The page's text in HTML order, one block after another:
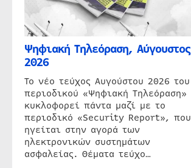
Ψηφιακή Τηλεόραση, Αύγουστος
2026
Το νέο τεύχος Αυγούστου 2026 του
περιοδικού «Ψηφιακή Τηλεόραση»
κυκλοφορεί πάντα μαζί με το
περιοδικό «Security Report», που
ηγείται στην αγορά των
ηλεκτρονικών συστημάτων
ασφαλείας. Θέματα τεύχο…